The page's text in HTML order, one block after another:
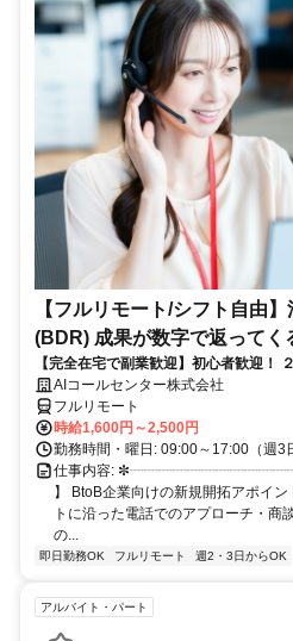
【フルリモート/シフト自由
(BDR) 成果が数字で返ってく
【完全在宅で副業歓迎】初心者歓迎！
稼ぐインサイドセールス シフト自由・
在宅で効率よく稼げるお仕事です
AIコールセンター株式会社
フルリモート
時給1,600円～2,500円
勤務時間・曜日: 09:00～17:00（週3
仕事内容:
】 BtoB企業向けの新規開拓アポイ
トに沿った電話でのアプローチ・商
の...
即日勤務OK フルリモート 週2・3日からOK
アルバイト・パート